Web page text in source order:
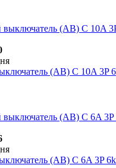
(АВ) C 10A 3P
(АВ) C 6A 3P